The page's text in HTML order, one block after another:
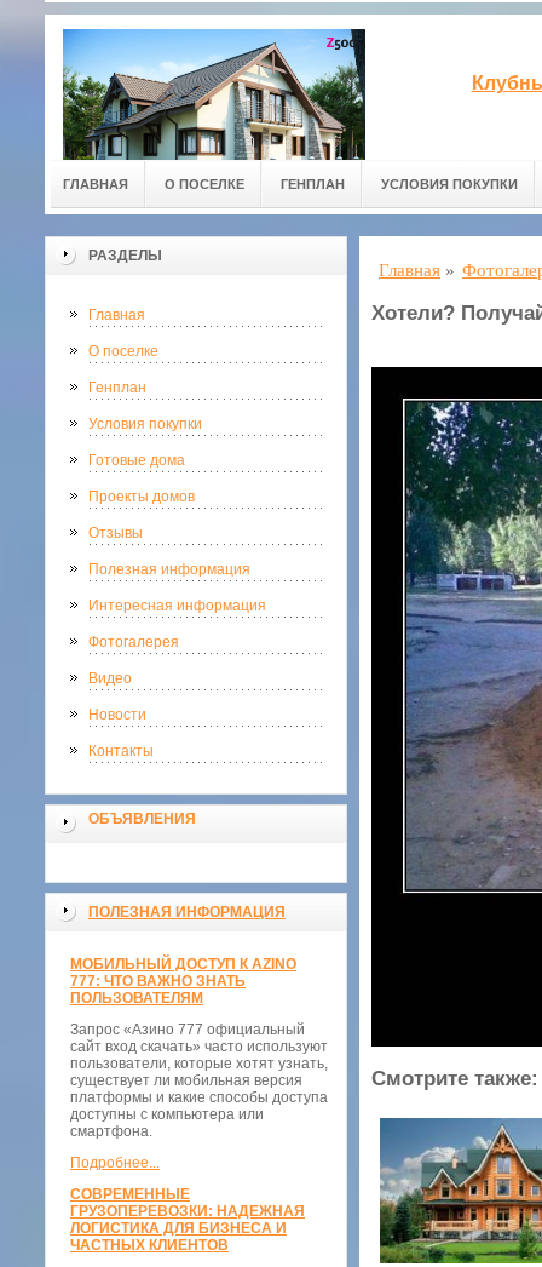
ГЛАВНАЯ О ПОСЕЛКЕ ГЕНПЛАН УСЛОВИЯ ПОКУПКИ
РАЗДЕЛЫ
Главная
О поселке
Генплан
Условия покупки
Готовые дома
Проекты домов
Отзывы
Полезная информация
Интересная информация
Фотогалерея
Видео
Новости
Контакты
ОБЪЯВЛЕНИЯ
ПОЛЕЗНАЯ ИНФОРМАЦИЯ
МОБИЛЬНЫЙ ДОСТУП К AZINO
777: ЧТО ВАЖНО ЗНАТЬ
ПОЛЬЗОВАТЕЛЯМ
Запрос «Азино 777 официальный
сайт вход скачать» часто используют
пользователи, которые хотят узнать,
существует ли мобильная версия
платформы и какие способы доступа
доступны с компьютера или
смартфона.
Подробнее...
СОВРЕМЕННЫЕ
ГРУЗОПЕРЕВОЗКИ: НАДЕЖНАЯ
ЛОГИСТИКА ДЛЯ БИЗНЕСА И
ЧАСТНЫХ КЛИЕНТОВ
Главная »
Хотели?
Смотрите также: